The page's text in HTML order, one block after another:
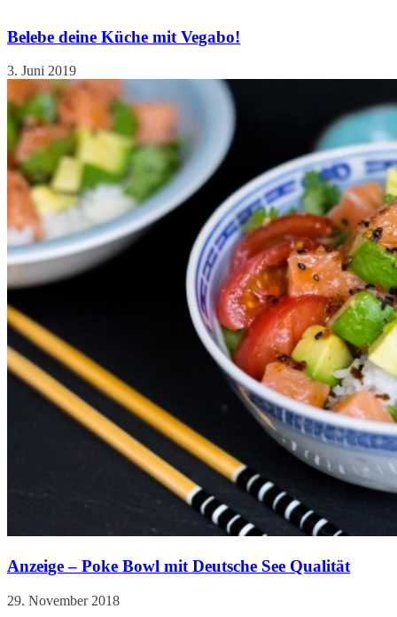
Belebe deine Küche mit Vegabo!
3. Juni 2019
Anzeige – Poke Bowl mit Deutsche See Qualität
29. November 2018